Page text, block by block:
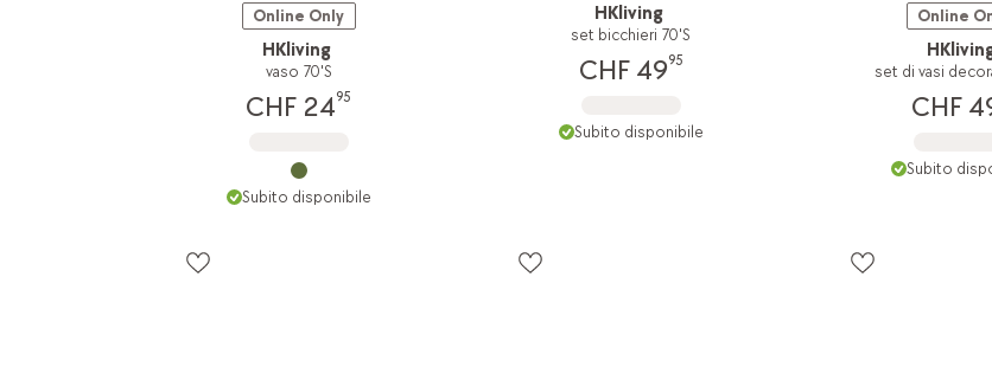
Online Only
HKliving
vaso 70'S
CHF 2495
Subito disponibile
HKliving
set bicchieri 70'S
CHF 4995
Subito disponibile
Online
set di vasi
CHF
Subito